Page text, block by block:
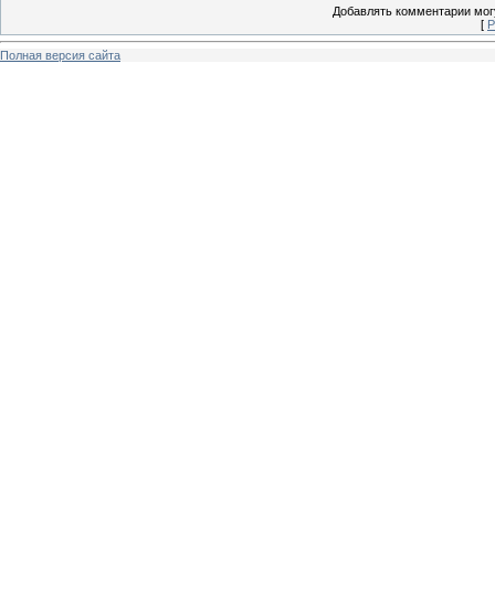
Добавлять комментарии
[
Полная версия сайта